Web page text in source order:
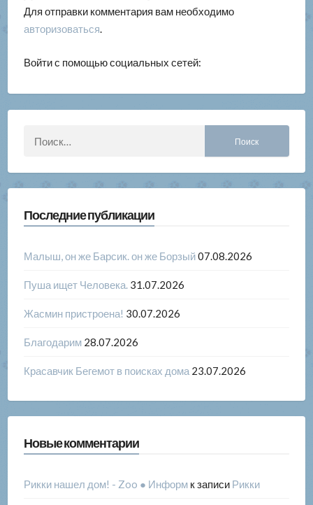
Для отправки комментария вам необходимо
авторизоваться.
Войти с помощью социальных сетей:
Последние публикации
Малыш, он же Барсик. он же Борзый07.08.2026
Пуша ищет Человека. 31.07.2026
Жасмин пристроена! 30.07.2026
Благодарим 28.07.2026
Красавчик Бегемот в поисках дома 23.07.2026
Новые комментарии
Рикки нашел дом! - Zoo ● Информк записи Рикки